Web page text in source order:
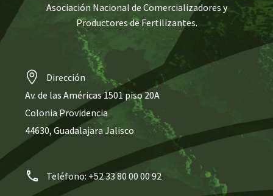
Asociación Nacional de Comercializadores y
Productores de Fertilizantes.
Dirección
Av. de las Américas 1501 piso 20A
Colonia Providencia
44630, Guadalajara Jalisco
Teléfono: +52 33 80 00 00 92